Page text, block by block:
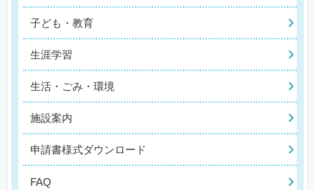
子ども・教育
生涯学習
生活・ごみ・環境
施設案内
申請書様式ダウンロード
FAQ